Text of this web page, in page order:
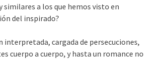
similares a los que hemos visto en
del inspirado?
interpretada, cargada de persecuciones,
cuerpo a cuerpo, y hasta un romance no